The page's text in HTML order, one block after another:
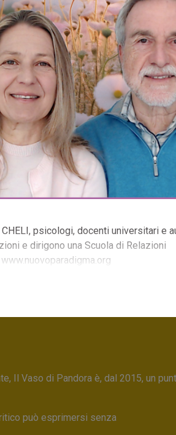
CHELI, psicologi, docenti universitari e
e dirigono una Scuola di Relazioni
Il Vaso di Pandora è, dal 2015, un
può esprimersi senza